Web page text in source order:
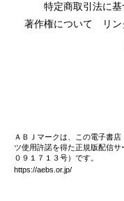
特定商取引法に
著作権について
リ
ＡＢＪマークは、この電子書
ツ使用許諾を得た正規版配信
０９１７１３号）です。
https://aebs.or.jp/